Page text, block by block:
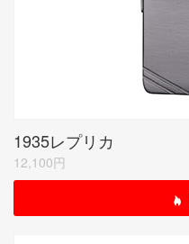
1935レプリカ
12,100円